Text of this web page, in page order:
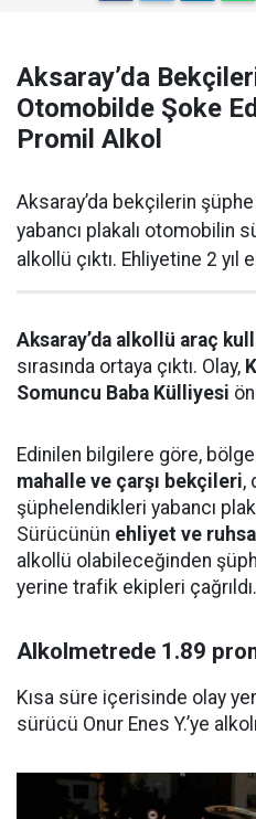
Aksaray’da
Otomobilde Şoke
Promil Alkol
Aksaray’da bekçilerin
yabancı plakalı otomobilin
alkollü çıktı. Ehliyetine 2 yıl
Aksaray’da alkollü araç
sırasında ortaya çıktı. Olay,
Somuncu Baba Külliyesi
Edinilen bilgilere göre,
mahalle ve çarşı bekçileri,
şüphelendikleri yabancı
Sürücünün ehliyet ve
alkollü olabileceğinden
yerine trafik ekipleri çağrıldı.
Alkolmetrede 1.89
Kısa süre içerisinde olay
sürücü Onur Enes Y.’ye